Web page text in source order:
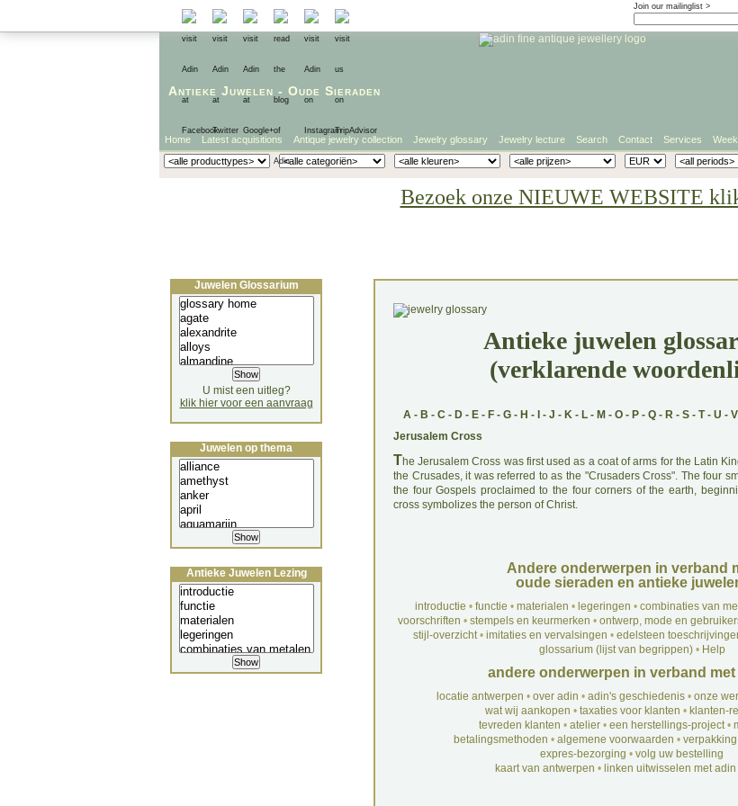
Join our mailinglist >
Antieke Juwelen - Oude Sieraden
Home Latest acquisitions Antique jewelry collection Jewelry glossary Jewelry lecture Search Contact Services
Bezoek onze NIEUWE WEBSITE
Antieke juwelen
(verklarende
A - B - C - D - E - F - G - H - - J - K - L - M - O - P - Q - R - S - T- U - V
Jerusalem Cross
The Jerusalem Cross was first used as a coat of arms for the Latin
the Crusades, it was referred to as the "Crusaders Cross". The four
the four Gospels proclaimed to the four corners of the earth,
cross symbolizes the person of Christ.
Andere onderwerpen in verband
oude sieraden en antieke
introductie • functie • materialen • legeringen • combinaties van
voorschriften • stempels en keurmerken • ontwerp, mode en
stijl-overzicht• imitaties en vervalsingen • edelsteen
glossarium (lijst van begrippen)• Help
andere onderwerpen in verband met
locatie antwerpen • over adin • adin's geschiedenis • onze
wat wij aankopen • taxaties voor klanten • klanten-
tevreden klanten • atelier• een herstellings-project•
betalingsmethoden • algemene voorwaarden •
expres-bezorging • volg uw bestelling
kaart van antwerpen • linken uitwisselen met adin
Juwelen Glossarium
U mist een uitleg?
klik hier voor een aanvraag
Juwelen op thema
Antieke Juwelen Lezing